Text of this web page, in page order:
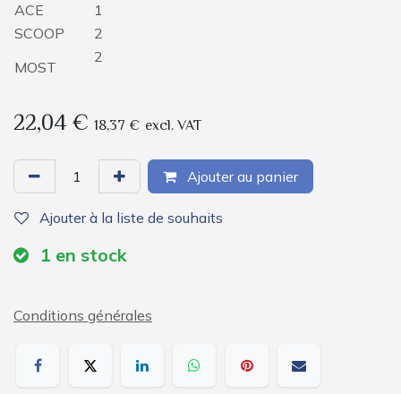
ACE
1
SCOOP
2
MOST
2
22,04€ 18,37 € excl. VAT
Ajouter au panier
Ajouter à la liste de souhaits
1 en stock
Conditions générales